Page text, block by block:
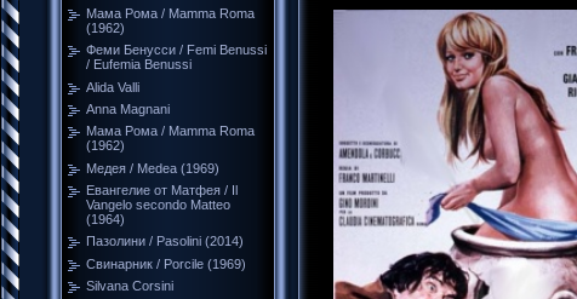
Мама Рома / Mamma Roma
(1962)
Феми Бенусси / Femi Benussi
/ Eufemia Benussi
Alida Valli
Anna Magnani
Мама Рома / Mamma Roma
(1962)
Медея / Medea (1969)
Евангелие от Матфея / Il
Vangelo secondo Matteo
(1964)
Пазолини / Pasolini (2014)
Свинарник / Porcile (1969)
Silvana Corsini